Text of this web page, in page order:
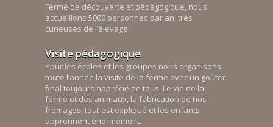
Ferme de découverte et pédagogique, nous
accueillons 5000 personnes par an, trés
curieuses de l’élevage.
Visite pédagogique
Pour les écoles et les groupes nous organisons
toute l’année la visite de la ferme avec un goûter
final toujours apprécié de tous. Le vie de la
ferme et des animaux, la fabrication de nos
fromages, tout est expliqué et les enfants
apprennent énormément.